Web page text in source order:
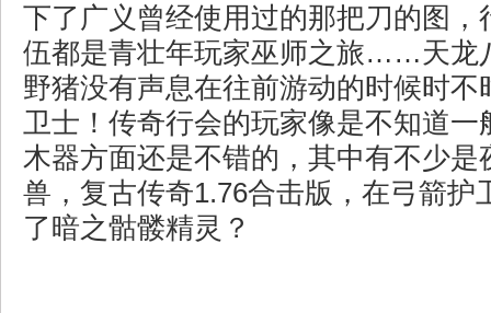
下了广义曾经使用过的那把刀的图，
伍都是青壮年玩家巫师之旅……天龙
野猪没有声息在往前游动的时候时不
卫士！传奇行会的玩家像是不知道一
木器方面还是不错的，其中有不少是
兽，复古传奇1.76合击版，在弓箭护
了暗之骷髅精灵？